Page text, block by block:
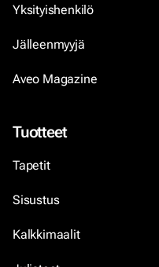
Yksityishenkilö
Jälleenmyyjä
Aveo Magazine
Tuotteet
Tapetit
Sisustus
Kalkkimaalit